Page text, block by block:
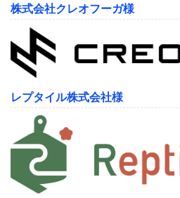
株式会社クレオフーガ様
レプタイル株式会社様